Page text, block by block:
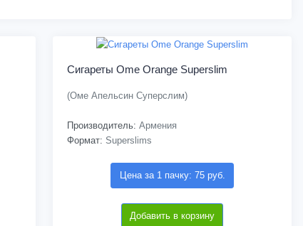
Сигареты Ome Orange Superslim
(Оме Апельсин Суперслим)
Производитель: Армения
Формат: Superslims
Цена за 1 пачку: 75 руб.
Добавить в корзину